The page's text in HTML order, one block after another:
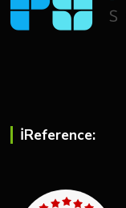
ℹ︎Reference: